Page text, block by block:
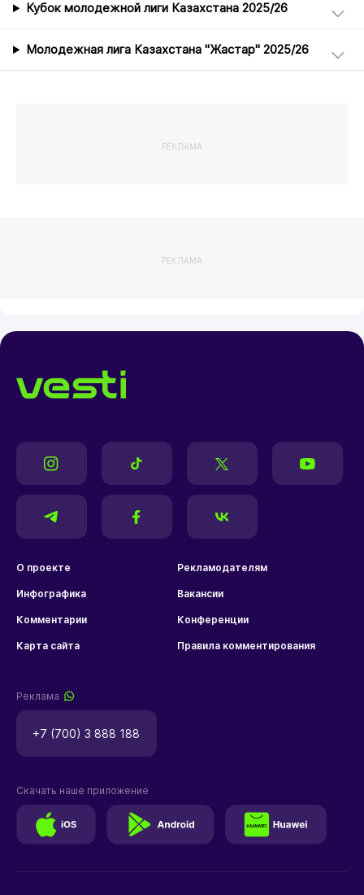
Кубок молодежной лиги Казахстана 2025/26
Молодежная лига Казахстана "Жастар" 2025/26
РЕКЛАМА
РЕКЛАМА
О проекте Рекламодателям
Инфографика Вакансии
Комментарии Конференции
Карта сайта Правила комментирования
Реклама
+7 (700) 3 888 188
Скачать наше приложение